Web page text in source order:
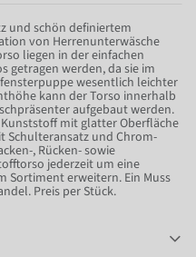
und schön definiertem
von Herrenunterwäsche
liegen in der einfachen
getragen werden, da sie im
wesentlich leichter
kann der Torso innerhalb
aufgebaut werden.
mit glatter Oberfläche
Schulteransatz und Chrom-
, Rücken- sowie
jederzeit um eine
Sortiment erweitern. Ein Muss
Preis per Stück.